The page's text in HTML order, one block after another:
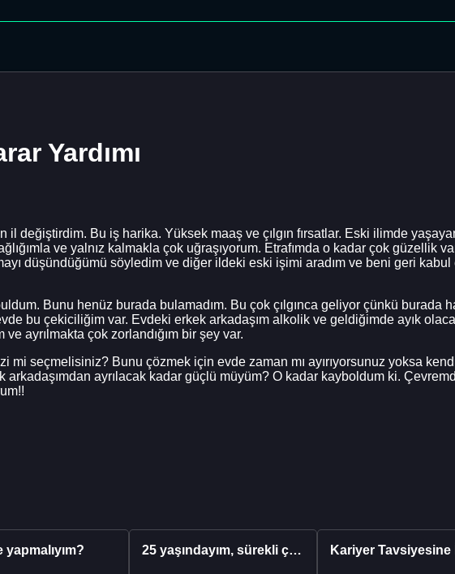
Yardımı
il değiştirdim. Bu iş harika. Yüksek maaş ve çılgın fırsatlar. Eski ilimde
ve yalnız kalmakla çok uğraşıyorum. Etrafımda o kadar çok güzellik
düşündüğümü söyledim ve diğer ildeki eski işimi aradım ve beni geri
Bunu henüz burada bulamadım. Bu çok çılgınca geliyor çünkü burada
bu çekiciliğim var. Evdeki erkek arkadaşım alkolik ve geldiğimde ayık
ayrılmakta çok zorlandığım bir şey var.
mi seçmelisiniz? Bunu çözmek için evde zaman mı ayırıyorsunuz yoksa
arkadaşımdan ayrılacak kadar güçlü müyüm? O kadar kayboldum ki.
yapmalıyım? 25 yaşındayım, sürekli çalışıyorum ve hâlâ maddi a...